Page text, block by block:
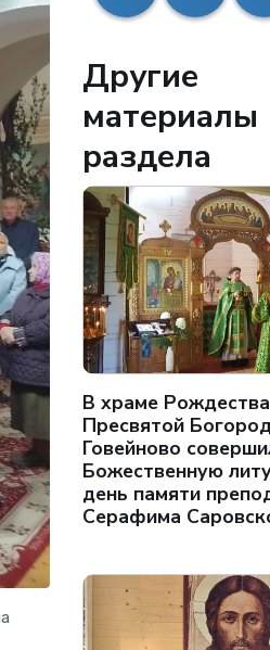
Другие
материалы
раздела
В храме Рождества
Пресвятой
Говейново
Божественную
день памяти
Серафима